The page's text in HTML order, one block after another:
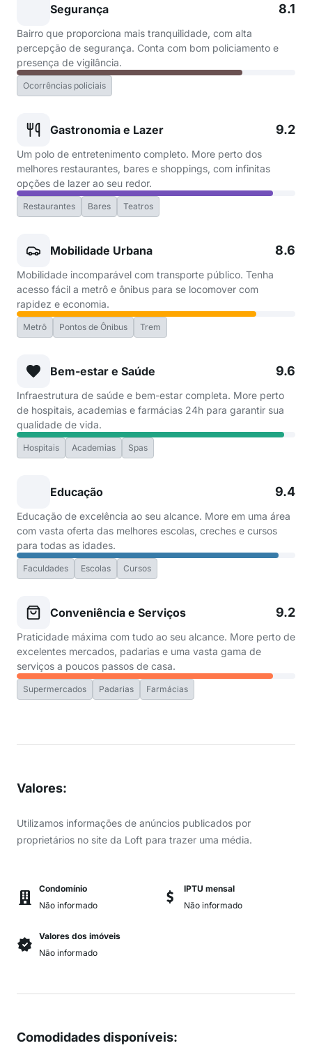
Segurança 8.1
Bairro que proporciona mais tranquilidade, com alta
percepção de segurança. Conta com bom policiamento e
presença de vigilância.
Ocorrências policiais
Gastronomia e Lazer 9.2
Um polo de entretenimento completo. More perto dos
melhores restaurantes, bares e shoppings, com infinitas
opções de lazer ao seu redor.
Restaurantes Bares Teatros
Mobilidade Urbana 8.6
Mobilidade incomparável com transporte público. Tenha
acesso fácil a metrô e ônibus para se locomover com
rapidez e economia.
Metrô Pontos de Ônibus Trem
Bem-estar e Saúde 9.6
Infraestrutura de saúde e bem-estar completa. More perto
de hospitais, academias e farmácias 24h para garantir sua
qualidade de vida.
Hospitais Academias Spas
Educação 9.4
Educação de excelência ao seu alcance. More em uma área
com vasta oferta das melhores escolas, creches e cursos
para todas as idades.
Faculdades Escolas Cursos
Conveniência e Serviços 9.2
Praticidade máxima com tudo ao seu alcance. More perto de
excelentes mercados, padarias e uma vasta gama de
serviços a poucos passos de casa.
Supermercados Padarias Farmácias
Valores:
Utilizamos informações de anúncios publicados por
proprietários no site da Loft para trazer uma média.
Condomínio
Não informado
IPTU mensal
Não informado
Valores dos imóveis
Não informado
Comodidades disponíveis: